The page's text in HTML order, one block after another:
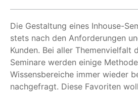
Die Gestaltung eines Inhouse-
stets nach den Anforderungen
Kunden. Bei aller Themenvielfalt
Seminare werden einige
Wissensbereiche immer wieder
nachgefragt. Diese Favoriten